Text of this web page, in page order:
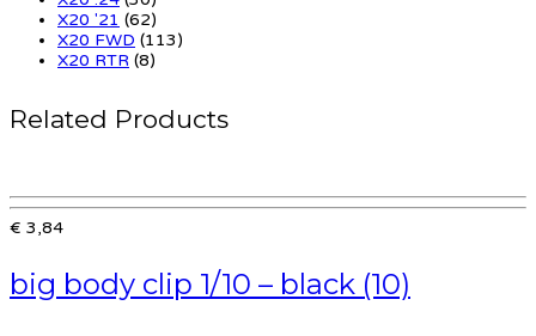
X20 '21 (62)
X20 FWD (113)
X20 RTR (8)
Related Products
€ 3,84
big body clip 1/10 – black (10)